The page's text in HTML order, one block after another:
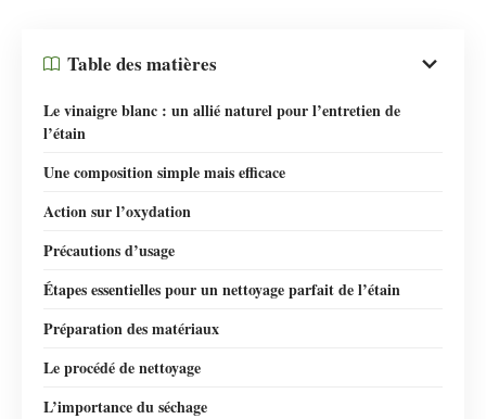
Table des matières
Le vinaigre blanc : un allié naturel pour l’entretien de
l’étain
Une composition simple mais efficace
Action sur l’oxydation
Précautions d’usage
Étapes essentielles pour un nettoyage parfait de l’étain
Préparation des matériaux
Le procédé de nettoyage
L’importance du séchage